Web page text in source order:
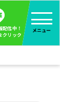
配信中！
クリック
メニュー
全て見る